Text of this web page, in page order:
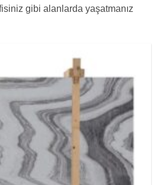
gibi alanlarda yaşatmanız